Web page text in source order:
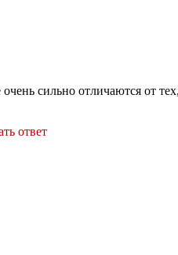
сильно отличаются от
ответ